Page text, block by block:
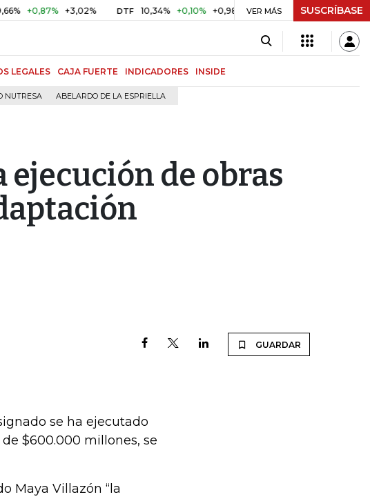
+3,02% DTF 10,34% +0,10% +0,98% UVR $ 416,91 +$ 0,05 +0,01%
VER MÁS SUSCRÍBASE
LEGALES CAJA FUERTE INDICADORES INSIDE
NUTRESA ABELARDO DE LA ESPRIELLA
de obras
GUARDAR
se ha ejecutado
$600.000 millones, se
Maya Villazón “la